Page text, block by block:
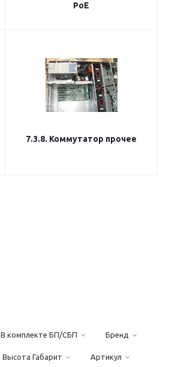
PoE
7.3.8. Коммутатор прочее
В комплекте БП/СБП Бренд
Высота Габарит Артикул